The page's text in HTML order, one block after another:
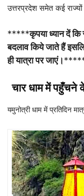
उत्तरप्रदेश समेत कई
*****कृपया ध्यान दें कि
बदलाव किये जाते हैं
ही यात्रा पर जाएं।
चार धाम में पहुँचने
यमुनोत्री धाम में प्रतिदिन